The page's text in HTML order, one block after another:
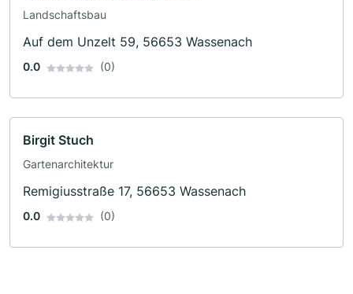
Landschaftsbau
Auf dem Unzelt 59, 56653 Wassenach
0.0 (0)
Birgit Stuch
Gartenarchitektur
Remigiusstraße 17, 56653 Wassenach
0.0 (0)